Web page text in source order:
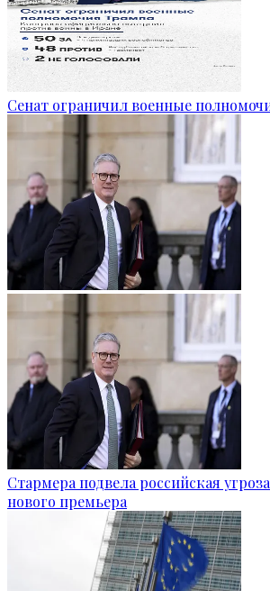
Сенат ограничил военные
Стармера подвела российская
нового премьера